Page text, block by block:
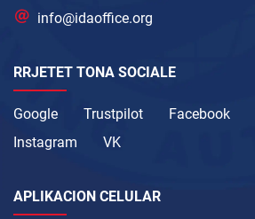
info@idaoffice.org
RRJETET TONA SOCIALE
Google Trustpilot Facebook
Instagram
VK
APLIKACION CELULAR